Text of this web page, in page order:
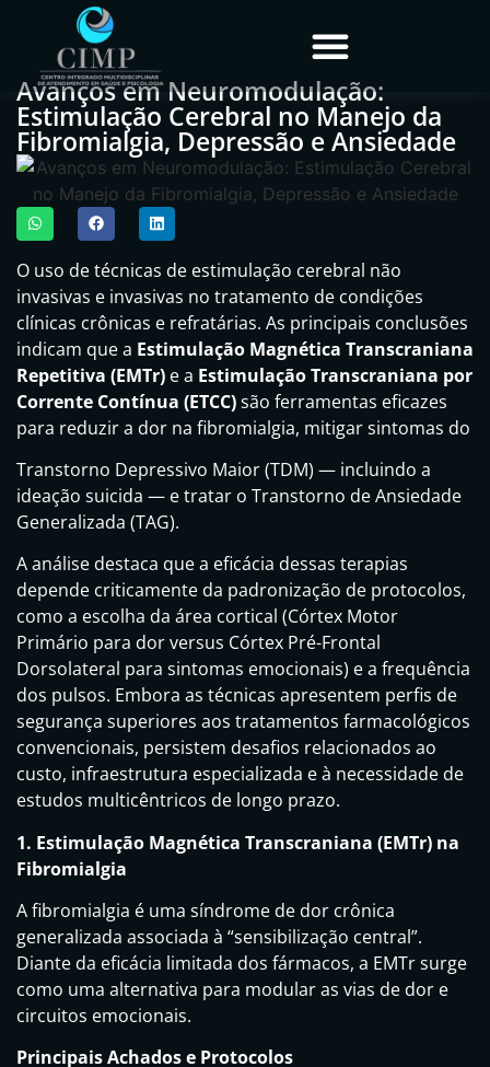
Avanços em Neuromodulação:
Estimulação Cerebral no Manejo da
Fibromialgia, Depressão e Ansiedade
O uso de técnicas de estimulação cerebral não
invasivas e invasivas no tratamento de condições
clínicas crônicas e refratárias. As principais conclusões
indicam que a Estimulação Magnética Transcraniana
Repetitiva (EMTr) e a Estimulação Transcraniana por
Corrente Contínua (ETCC)são ferramentas eficazes
para reduzir a dor na fibromialgia, mitigar sintomas do
Transtorno Depressivo Maior (TDM) — incluindo a
ideação suicida — e tratar o Transtorno de Ansiedade
Generalizada (TAG).
A análise destaca que a eficácia dessas terapias
depende criticamente da padronização de protocolos,
como a escolha da área cortical (Córtex Motor
Primário para dor versus Córtex Pré-Frontal
Dorsolateral para sintomas emocionais) e a frequência
dos pulsos. Embora as técnicas apresentem perfis de
segurança superiores aos tratamentos farmacológicos
convencionais, persistem desafios relacionados ao
custo, infraestrutura especializada e à necessidade de
estudos multicêntricos de longo prazo.
1. Estimulação Magnética Transcraniana (EMTr) na
Fibromialgia
A fibromialgia é uma síndrome de dor crônica
generalizada associada à “sensibilização central”.
Diante da eficácia limitada dos fármacos, a EMTr surge
como uma alternativa para modular as vias de dor e
circuitos emocionais.
Principais Achados e Protocolos